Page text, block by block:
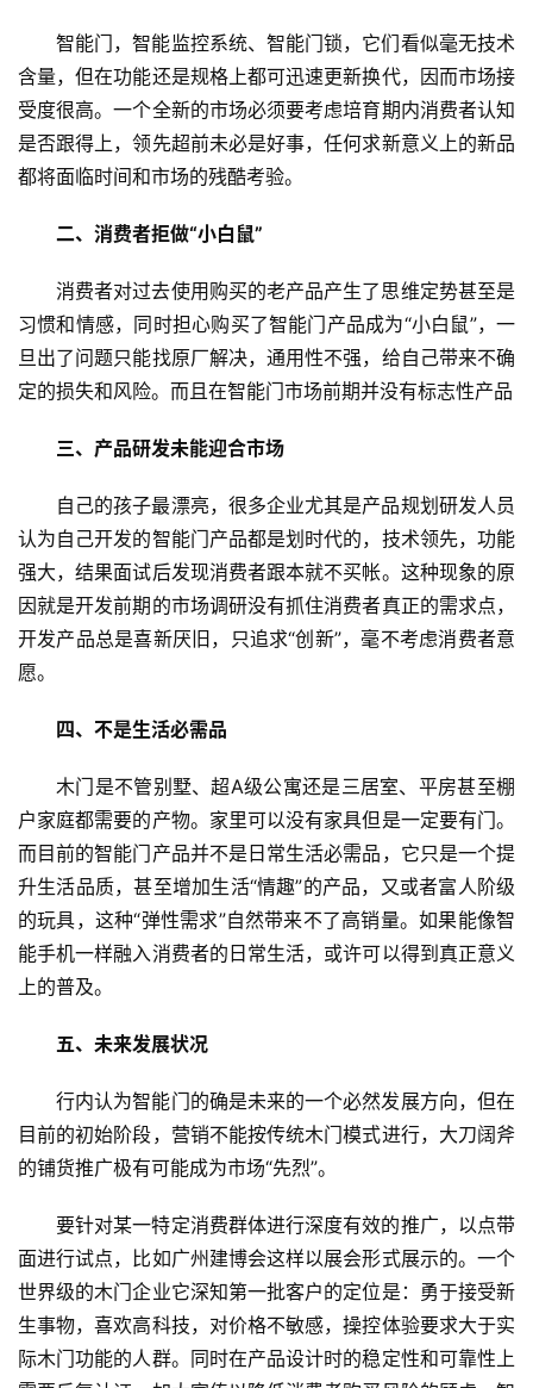
页
入
户
门
卫
生
间
门
庭
铸
铝
门
套
安
装
智能门，智能监控系统、智能门锁，它们看似毫无技术
含量，但在功能还是规格上都可迅速更新换代，因而市场接
受度很高。一个全新的市场必须要考虑培育期内消费者认知
是否跟得上，领先超前未必是好事，任何求新意义上的新品
都将面临时间和市场的残酷考验。
二、消费者拒做“小白鼠”
消费者对过去使用购买的老产品产生了思维定势甚至是
习惯和情感，同时担心购买了智能门产品成为“小白鼠”，一
旦出了问题只能找原厂解决，通用性不强，给自己带来不确
定的损失和风险。而且在智能门市场前期并没有标志性产品
三、产品研发未能迎合市场
自己的孩子最漂亮，很多企业尤其是产品规划研发人员
认为自己开发的智能门产品都是划时代的，技术领先，功能
强大，结果面试后发现消费者跟本就不买帐。这种现象的原
因就是开发前期的市场调研没有抓住消费者真正的需求点，
开发产品总是喜新厌旧，只追求“创新”，毫不考虑消费者意
愿。
四、不是生活必需品
木门是不管别墅、超A级公寓还是三居室、平房甚至棚
户家庭都需要的产物。家里可以没有家具但是一定要有门。
而目前的智能门产品并不是日常生活必需品，它只是一个提
升生活品质，甚至增加生活“情趣”的产品，又或者富人阶级
的玩具，这种“弹性需求”自然带来不了高销量。如果能像智
能手机一样融入消费者的日常生活，或许可以得到真正意义
上的普及。
五、未来发展状况
行内认为智能门的确是未来的一个必然发展方向，但在
目前的初始阶段，营销不能按传统木门模式进行，大刀阔斧
的铺货推广极有可能成为市场“先烈”。
要针对某一特定消费群体进行深度有效的推广，以点带
面进行试点，比如广州建博会这样以展会形式展示的。一个
世界级的木门企业它深知第一批客户的定位是：勇于接受新
生事物，喜欢高科技，对价格不敏感，操控体验要求大于实
际木门功能的人群。同时在产品设计时的稳定性和可靠性上